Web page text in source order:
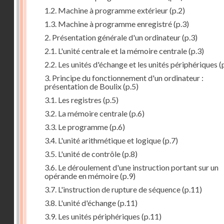
1.2. Machine à programme extérieur(p.2)
1.3. Machine à programme enregistré(p.3)
2. Présentation générale d'un ordinateur(p.3)
2.1. L'unité centrale et la mémoire centrale(p.3)
2.2. Les unités d'échange et les unités périphériques
3. Principe du fonctionnement d'un ordinateur :
présentation de Boulix(p.5)
3.1. Les registres (p.5)
3.2. La mémoire centrale(p.6)
3.3. Le programme(p.6)
3.4. L'unité arithmétique et logique(p.7)
3.5. L'unité de contrôle(p.8)
3.6. Le déroulement d'une instruction portant sur un
opérande en mémoire(p.9)
3.7. L'instruction de rupture de séquence(p.11)
3.8. L'unité d'échange(p.11)
3.9. Les unités périphériques (p.11)